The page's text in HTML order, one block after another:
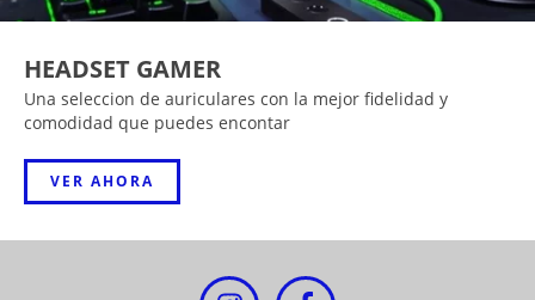
HEADSET GAMER
Una seleccion de auriculares con la mejor fidelidad y
comodidad que puedes encontar
VER AHORA